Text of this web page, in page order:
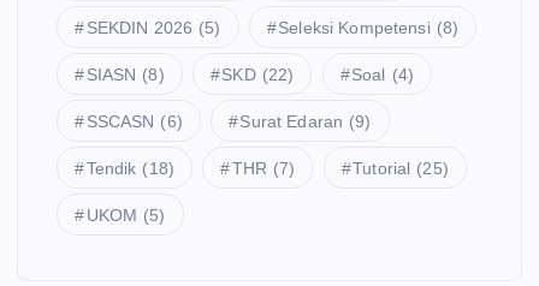
SEKDIN 2026 (5) Seleksi Kompetensi (8)
SIASN (8) SKD (22) Soal (4)
SSCASN (6) Surat Edaran (9)
Tendik (18) THR (7) Tutorial (25)
UKOM (5)